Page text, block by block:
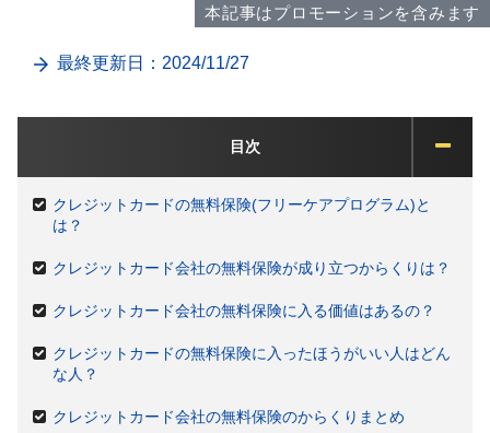
本記事はプロモーションを含みます
最終更新日：2024/11/27
目次
クレジットカードの無料保険(フリーケアプログラム)と
は？
クレジットカード会社の無料保険が成り立つからくりは？
クレジットカード会社の無料保険に入る価値はあるの？
クレジットカードの無料保険に入ったほうがいい人はどん
な人？
クレジットカード会社の無料保険のからくりまとめ